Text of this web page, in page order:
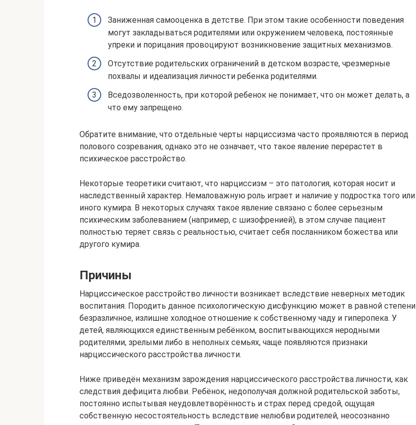
Заниженная самооценка в детстве. При этом такие особенности поведения
могут закладываться родителями или окружением человека, постоянные
упреки и порицания провоцируют возникновение защитных механизмов.
Отсутствие родительских ограничений в детском возрасте, чрезмерные
похвалы и идеализация личности ребенка родителями.
Вседозволенность, при которой ребенок не понимает, что он может делать, а
что ему запрещено.
Обратите внимание, что отдельные черты нарциссизма часто проявляются в период
полового созревания, однако это не означает, что такое явление перерастет в
психическое расстройство.
Некоторые теоретики считают, что нарциссизм – это патология, которая носит и
наследственный характер. Немаловажную роль играет и наличие у подростка того или
иного кумира. В некоторых случаях такое явление связано с более серьезным
психическим заболеванием (например, с шизофренией), в этом случае пациент
полностью теряет связь с реальностью, считает себя посланником божества или
другого кумира.
Причины
Нарциссическое расстройство личности возникает вследствие неверных методик
воспитания. Породить данное психологическую дисфункцию может в равной степени
безразличное, излишне холодное отношение к собственному чаду и гиперопека. У
детей, являющихся единственным ребёнком, воспитывающихся неродными
родителями, зрелыми либо в неполных семьях, чаще появляются признаки
нарциссического расстройства личности.
Ниже приведён механизм зарождения нарциссического расстройства личности, как
следствия дефицита любви. Ребёнок, недополучая должной родительской заботы,
постоянно испытывая неудовлетворённость и страх перед средой, ощущая
собственную несостоятельность вследствие нелюбви родителей, неосознанно